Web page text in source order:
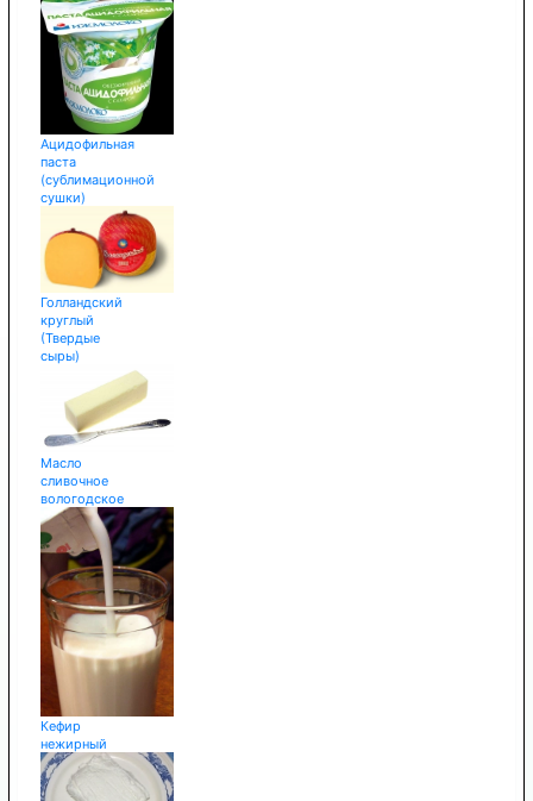
Ацидофильная
паста
(сублимационной
сушки)
Голландский
круглый
(Твердые
сыры)
Масло
сливочное
вологодское
Кефир
нежирный